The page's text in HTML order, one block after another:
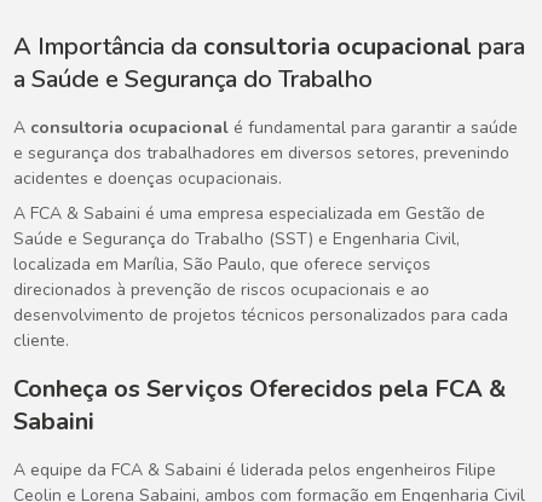
A Importância da consultoria ocupacional para
a Saúde e Segurança do Trabalho
A consultoria ocupacional é fundamental para garantir a saúde
e segurança dos trabalhadores em diversos setores, prevenindo
acidentes e doenças ocupacionais.
A FCA & Sabaini é uma empresa especializada em Gestão de
Saúde e Segurança do Trabalho (SST) e Engenharia Civil,
localizada em Marília, São Paulo, que oferece serviços
direcionados à prevenção de riscos ocupacionais e ao
desenvolvimento de projetos técnicos personalizados para cada
cliente.
Conheça os Serviços Oferecidos pela FCA &
Sabaini
A equipe da FCA & Sabaini é liderada pelos engenheiros Filipe
Ceolin e Lorena Sabaini, ambos com formação em Engenharia Civil